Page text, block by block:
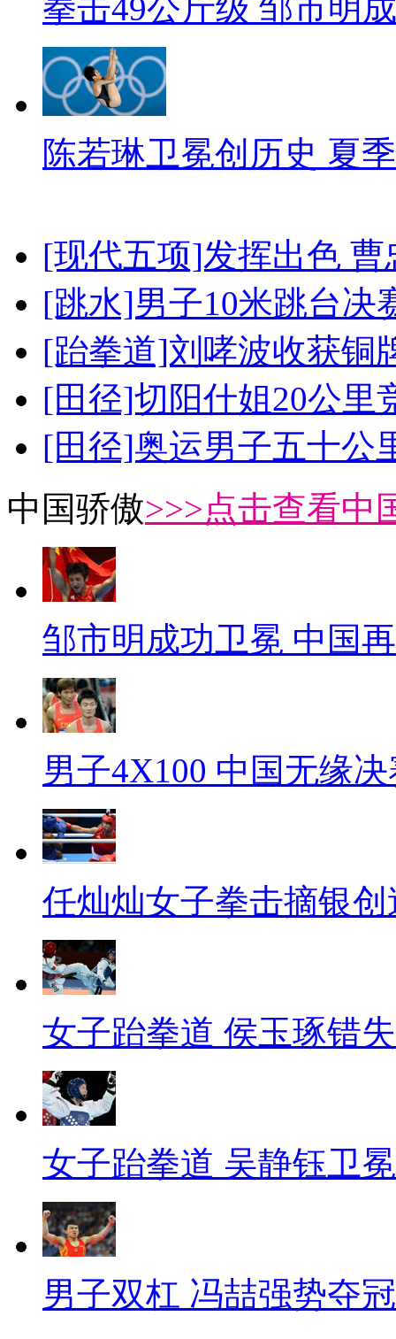
拳击49公斤级 邹市明
陈若琳卫冕创历史 夏
[现代五项]发挥出色
[跳水]男子10米跳台决
[跆拳道]刘哮波收获铜
[田径]切阳什姐20公里
[田径]奥运男子五十公
中国骄傲>>>点击查看中
邹市明成功卫冕 中国
男子4X100 中国无缘
任灿灿女子拳击摘银
女子跆拳道 侯玉琢错
女子跆拳道 吴静钰卫冕
男子双杠 冯喆强势夺冠